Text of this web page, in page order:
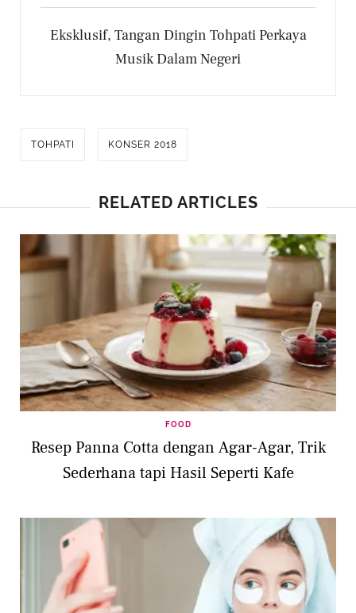
Eksklusif, Tangan Dingin Tohpati Perkaya
Musik Dalam Negeri
TOHPATI KONSER 2018
RELATED ARTICLES
FOOD
Resep Panna Cotta dengan Agar-Agar, Trik
Sederhana tapi Hasil Seperti Kafe